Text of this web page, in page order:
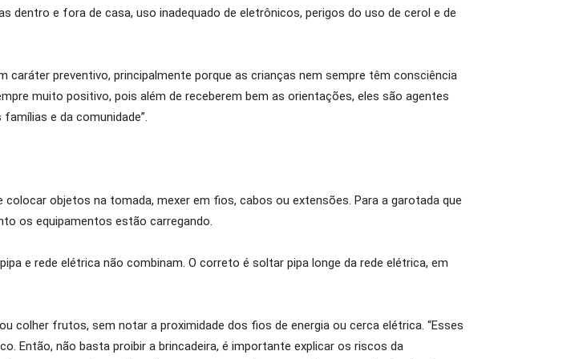
dentro e fora de casa, uso inadequado de eletrônicos, perigos do uso de cerol e de
caráter preventivo, principalmente porque as crianças nem sempre têm consciência
muito positivo, pois além de receberem bem as orientações, eles são agentes
e da comunidade”.
objetos na tomada, mexer em fios, cabos ou extensões. Para a garotada que
os equipamentos estão carregando.
e rede elétrica não combinam. O correto é soltar pipa longe da rede elétrica, em
colher frutos, sem notar a proximidade dos fios de energia ou cerca elétrica. “Esses
Então, não basta proibir a brincadeira, é importante explicar os riscos da